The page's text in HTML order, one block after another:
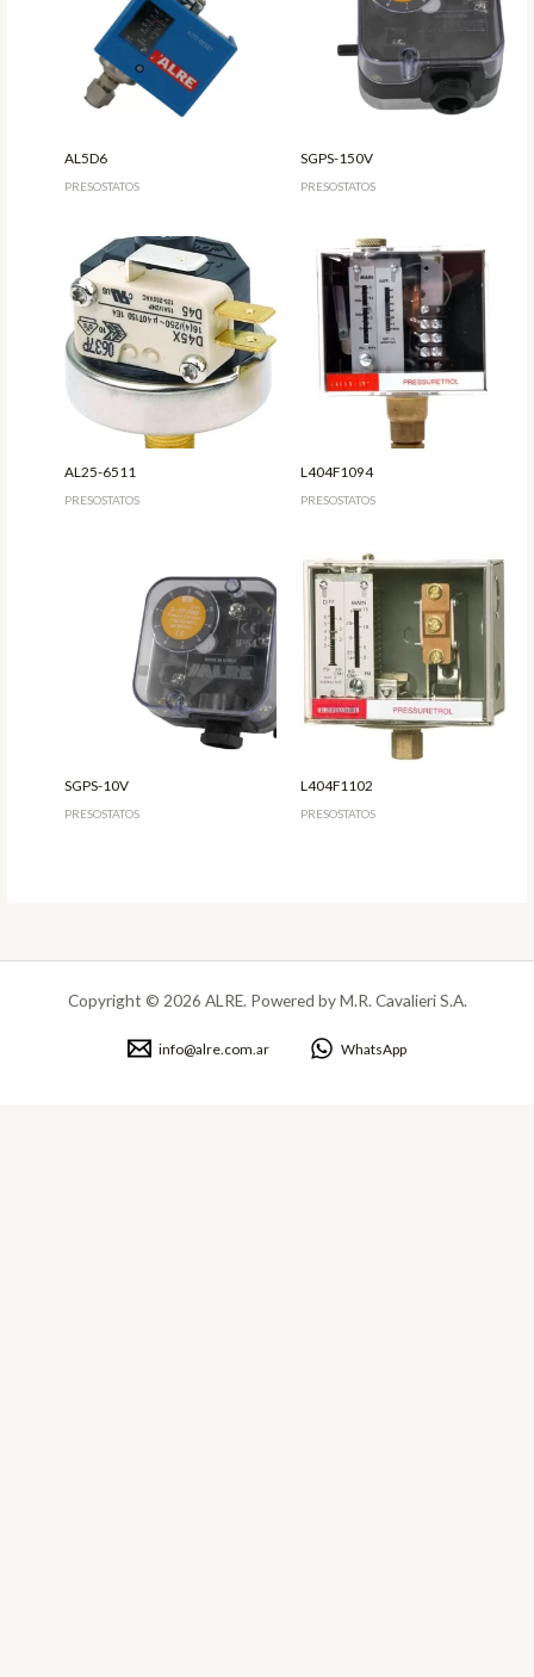
AL5D6
PRESOSTATOS
SGPS-150V
PRESOSTATOS
AL25-6511
PRESOSTATOS
L404F1094
PRESOSTATOS
SGPS-10V
PRESOSTATOS
L404F1102
PRESOSTATOS
Copyright © 2026 ALRE. Powered by M.R. Cavalieri S.A.
info@alre.com.ar WhatsApp